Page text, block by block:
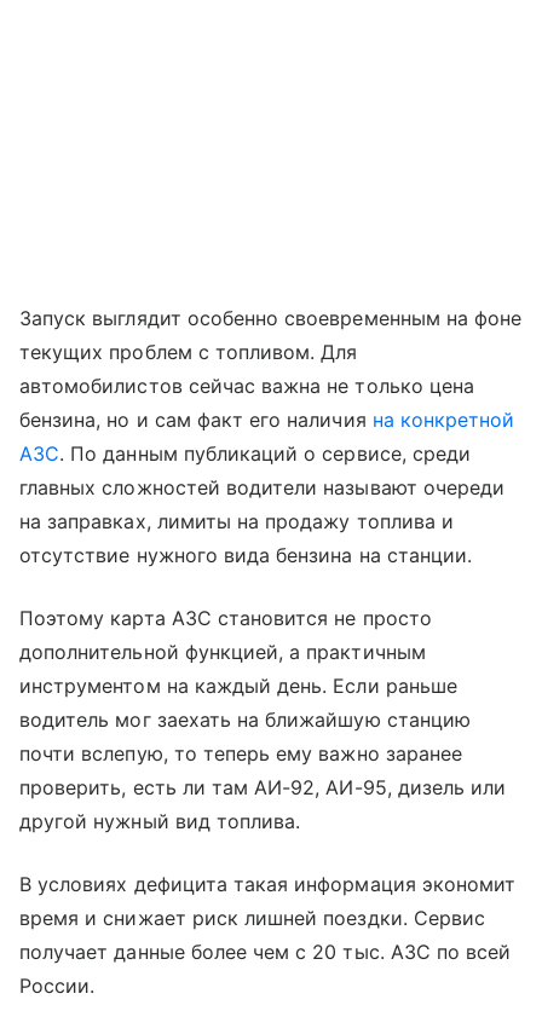
Запуск выглядит особенно своевременным на фоне
текущих проблем с топливом. Для
автомобилистов сейчас важна не только цена
бензина, но и сам факт его наличия на конкретной
АЗС. По данным публикаций о сервисе, среди
главных сложностей водители называют очереди
на заправках, лимиты на продажу топлива и
отсутствие нужного вида бензина на станции.
Поэтому карта АЗС становится не просто
дополнительной функцией, а практичным
инструментом на каждый день. Если раньше
водитель мог заехать на ближайшую станцию
почти вслепую, то теперь ему важно заранее
проверить, есть ли там АИ-92, АИ-95, дизель или
другой нужный вид топлива.
В условиях дефицита такая информация экономит
время и снижает риск лишней поездки. Сервис
получает данные более чем с 20 тыс. АЗС по всей
России.